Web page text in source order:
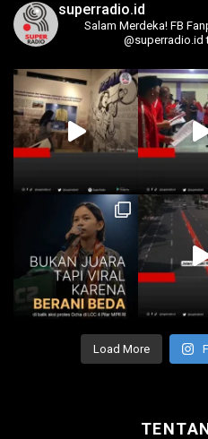
superradio.id
Salam Merdeka! FB
@superradio.id
Load More